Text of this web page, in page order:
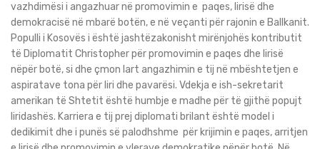
vazhdimësi i angazhuar në promovimin e paqes, lirisë dhe
demokracisë në mbarë botën, e në veçanti për rajonin e Ballkanit.
Populli i Kosovës i është jashtëzakonisht mirënjohës kontributit
të Diplomatit Christopher për promovimin e paqes dhe lirisë
nëpër botë, si dhe çmon lart angazhimin e tij në mbështetjen e
aspiratave tona për liri dhe pavarësi. Vdekja e ish-sekretarit
amerikan të Shtetit është humbje e madhe për të gjithë popujt
liridashës. Karriera e tij prej diplomati brilant është model i
dedikimit dhe i punës së palodhshme për krijimin e paqes, arritjen